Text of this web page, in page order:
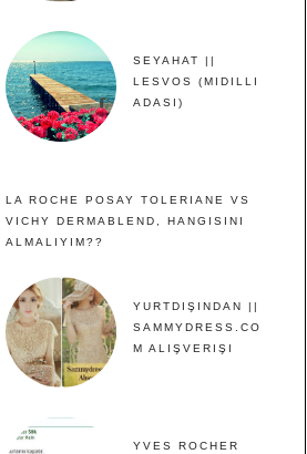
SEYAHAT ||
LESVOS (MIDILLI
ADASI)
LA ROCHE POSAY TOLERIANE VS
VICHY DERMABLEND, HANGISINI
ALMALIYIM??
YURTDIŞINDAN ||
SAMMYDRESS.CO
M ALIŞVERIŞI
YVES ROCHER